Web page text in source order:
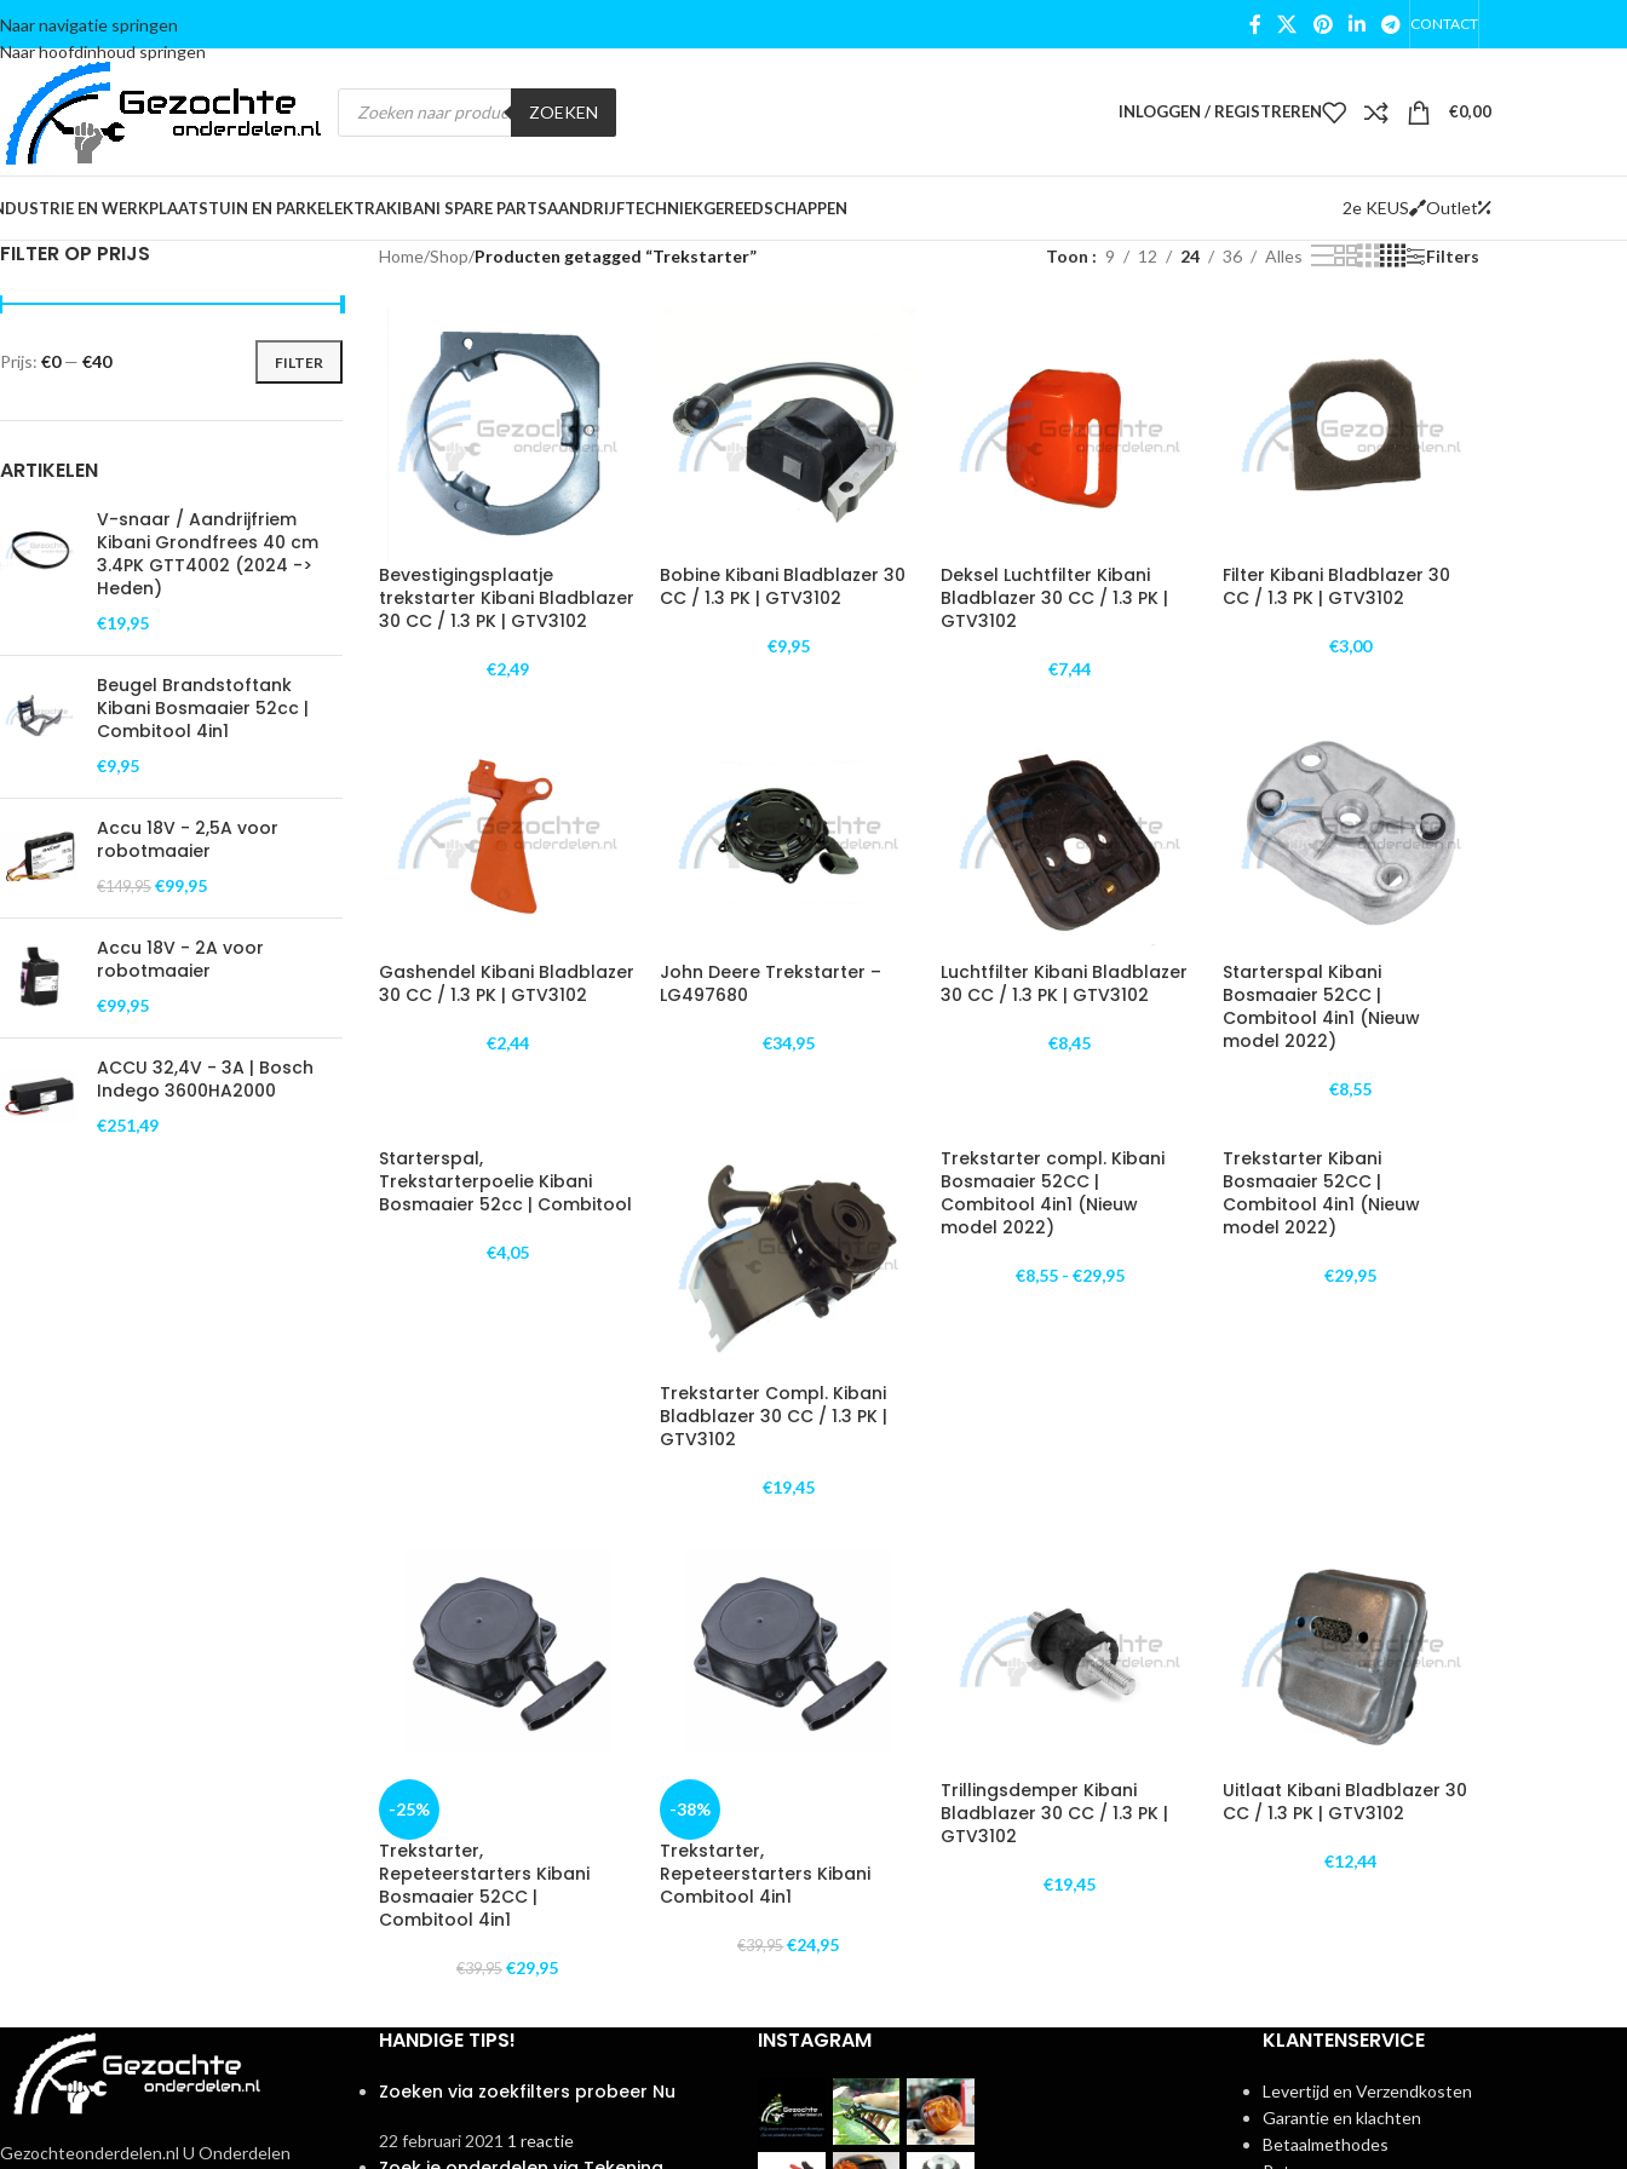
Naar navigatie springen
Naar hoofdinhoud springen
CONTACT
ZOEKEN INLOGGEN / REGISTREREN €0,00
EN WERKPLAATSTUIN EN PARKELEKTRAKIBANI SPARE PARTSAANDRIJFTECHNIEKGEREEDSCHAPPEN 2e KEUS Outlet
FILTER OP PRIJS
FILTER
Prijs: €0— €40
ARTIKELEN
V-snaar / Aandrijfriem
Kibani Grondfrees 40 cm
3.4PK GTT4002 (2024 ->
Heden)
€19,95
Beugel Brandstoftank
Kibani Bosmaaier 52cc |
Combitool 4in1
€9,95
Accu 18V - 2,5A voor
robotmaaier
€149,95 €99,95
Accu 18V - 2A voor
robotmaaier
€99,95
ACCU 32,4V - 3A | Bosch
Indego 3600HA2000
€251,49
Home/Shop/Producten getagged “Trekstarter” Toon 9 12 24 36 Alles Filters
Bevestigingsplaatje
trekstarter Kibani Bladblazer
30 CC / 1.3 PK | GTV3102
€2,49
Bobine Kibani Bladblazer 30
CC / 1.3 PK | GTV3102
€9,95
Deksel Luchtfilter Kibani
Bladblazer 30 CC / 1.3 PK |
GTV3102
€7,44
Filter Kibani Bladblazer 30
CC / 1.3 PK | GTV3102
€3,00
Gashendel Kibani Bladblazer
30 CC / 1.3 PK | GTV3102
€2,44
John Deere Trekstarter –
LG497680
€34,95
Luchtfilter Kibani Bladblazer
30 CC / 1.3 PK | GTV3102
€8,45
Starterspal Kibani
Bosmaaier 52CC |
Combitool 4in1 (Nieuw
model 2022)
€8,55
Starterspal,
Trekstarterpoelie Kibani
Bosmaaier 52cc | Combitool
€4,05
Trekstarter Compl. Kibani
Bladblazer 30 CC / 1.3 PK |
GTV3102
€19,45
Trekstarter compl. Kibani
Bosmaaier 52CC |
Combitool 4in1 (Nieuw
model 2022)
€8,55 - €29,95
Trekstarter Kibani
Bosmaaier 52CC |
Combitool 4in1 (Nieuw
model 2022)
€29,95
-25%
Trekstarter,
Repeteerstarters Kibani
Bosmaaier 52CC |
Combitool 4in1
€39,95 €29,95
-38%
Trekstarter,
Repeteerstarters Kibani
Combitool 4in1
€39,95 €24,95
Trillingsdemper Kibani
Bladblazer 30 CC / 1.3 PK |
GTV3102
€19,45
Uitlaat Kibani Bladblazer 30
CC / 1.3 PK | GTV3102
€12,44
Gezochteonderdelen.nl U Onderdelen
HANDIGE TIPS!
Zoeken via zoekfilters probeer Nu
22 februari 2021 1 reactie
INSTAGRAM KLANTENSERVICE
Levertijd en Verzendkosten
Garantie en klachten
Betaalmethodes